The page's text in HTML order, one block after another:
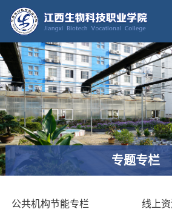
专题专栏
公共机构节能专栏
线上